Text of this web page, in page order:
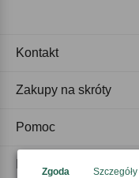
Kontakt
Zakupy na skróty
Pomoc
Regulaminy
Zgoda Szczegóły